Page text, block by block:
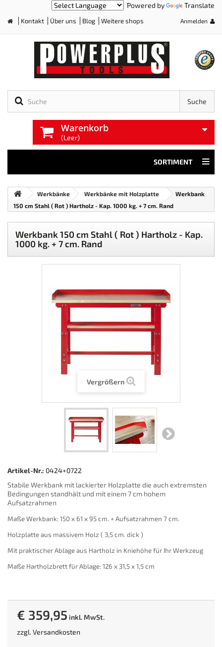
Powered by Translate
Kontakt Über uns Blog Weitere shops Anmelden
Suche
Warenkorb
(Leer)
SORTIMENT
Werkbänke Werkbänke mit Holzplatte
Werkbank
150 cm Stahl ( Rot ) Hartholz - Kap. 1000 kg. + 7 cm. Rand
Werkbank 150 cm Stahl ( Rot ) Hartholz - Kap.
1000 kg. + 7 cm. Rand
Vergrößern
Artikel-Nr.: 0424+0722
Stabile Werkbank mit lackierter Holzplatte die auch extremsten
Bedingungen standhält und mit einem 7 cm hohem
Aufsatzrahmen
Maße Werkbank: 150 x 61 x 95 cm. + Aufsatzrahmen 7 cm.
Holzplatte aus massivem Holz ( 3,5 cm. dick )
Mit praktischer Ablage aus Hartholz in Kniehöhe für Ihr Werkzeug
Maße Hartholzbrett für Ablage: 126 x 31,5 x 1,5 cm
€ 359,95 inkl. MwSt.
zzgl.Versandkosten